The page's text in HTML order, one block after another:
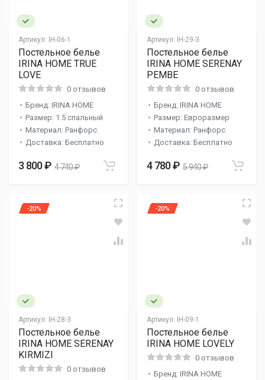
Артикул: IH-06-1
Постельное белье
IRINA HOME TRUE
LOVE
0 отзывов
Бренд: IRINA HOME
Размер: 1.5 спальный
Материал: Ранфорс
Доставка: Бесплатно
3 800 ₽ 4 740 ₽
Артикул: IH-29-3
Постельное белье
IRINA HOME SERENAY
PEMBE
0 отзывов
Бренд: IRINA HOME
Размер: Евроразмер
Материал: Ранфорс
Доставка: Бесплатно
4 780 ₽ 5 940 ₽
Артикул: IH-28-3
-20%
Постельное белье
IRINA HOME SERENAY
KIRMIZI
0 отзывов
Артикул: IH-09-1
-20%
Постельное белье
IRINA HOME LOVELY
0 отзывов
Бренд: IRINA HOME